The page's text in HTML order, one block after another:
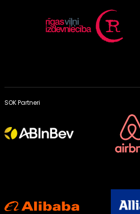
SOK Partneri